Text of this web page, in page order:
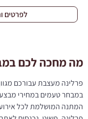
לפרטים
מה מחכה לכם
פרלינה מעצבת עבורכם
במבחר טעמים במחירי
המתנה המושלמת לכל